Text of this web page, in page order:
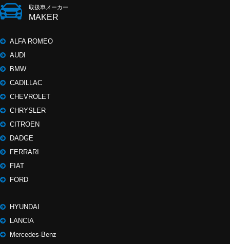
取扱車メーカー
MAKER
ALFA ROMEO
AUDI
BMW
CADILLAC
CHEVROLET
CHRYSLER
CITROEN
DADGE
FERRARI
FIAT
FORD
HYUNDAI
LANCIA
Mercedes-Benz